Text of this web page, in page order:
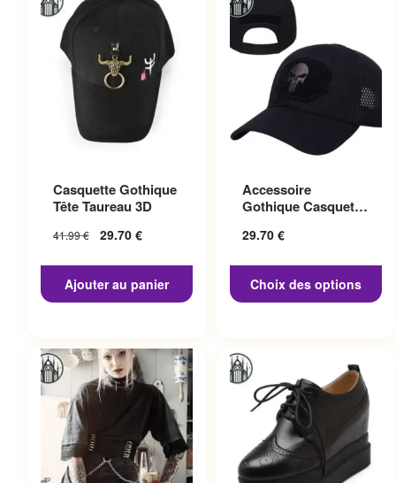
Casquette Gothique
Tête Taureau 3D
41.99€ 29.70 €
Ajouter au panier
Accessoire
Gothique Casquette
29.70 €
Choix des options
variations. Les options
peuvent être choisies sur la
page du produit